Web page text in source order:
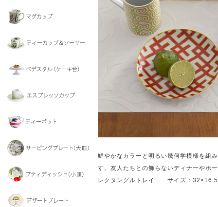
鮮やかなカラーと明るい幾何学模様を組
す。友人たちとの飾らないディナーやホ
レクタングルトレイ サイズ：